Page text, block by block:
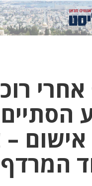
הסתיים
–
המרדף